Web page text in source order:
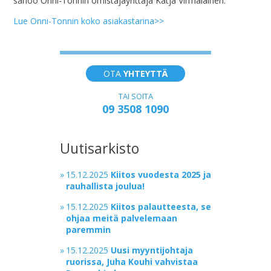
Lue Onni-Tonnin koko asiakastarina>>
OTA YHTEYTTÄ
TAI SOITA
09 3508 1090
Uutisarkisto
» 15.12.2025 Kiitos vuodesta 2025 ja
rauhallista joulua!
» 15.12.2025 Kiitos palautteesta, se
ohjaa meitä palvelemaan
paremmin
» 15.12.2025 Uusi myyntijohtaja
ruorissa, Juha Kouhi vahvistaa